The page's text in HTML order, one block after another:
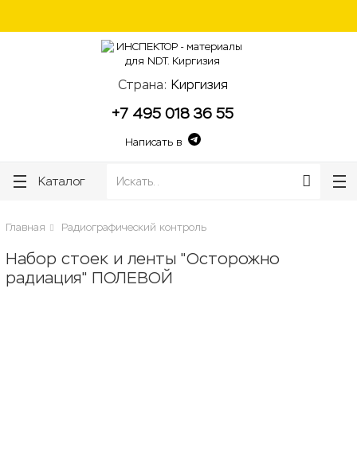
Страна: Киргизия
+7 495 018 36 55
Написать в
Каталог
Главная Радиографический контроль
Набор стоек и ленты "Осторожно
радиация" ПОЛЕВОЙ